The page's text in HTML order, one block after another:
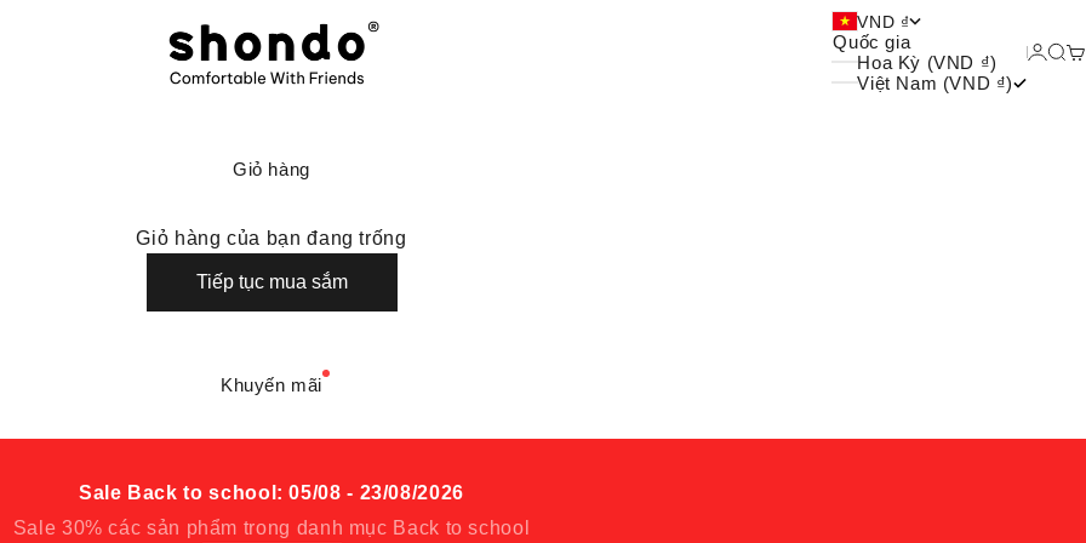
VND ₫
Quốc gia
Hoa Kỳ (VND ₫)
Việt Nam (VND ₫)
Đăng
Tìm
Giỏ hàng
Giỏ hàng của bạn đang trống
Tiếp tục mua sắm
Khuyến mãi
Sale Back to school: 05/08 - 23/08/2026
Sale 30% các sản phẩm trong danh mục Back to school